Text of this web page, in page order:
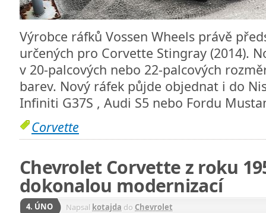
Výrobce ráfků Vossen Wheels právě
určených pro Corvette Stingray (2014).
v 20-palcových nebo 22-palcových
barev. Nový ráfek půjde objednat i do
Infiniti G37S , Audi S5 nebo Fordu
Corvette
Chevrolet Corvette z roku
dokonalou modernizací
4. ÚNO Napsal kotajda do Chevrolet